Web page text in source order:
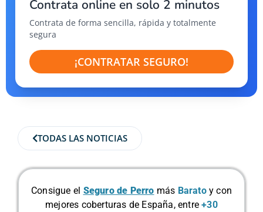
Contrata online en solo 2 minutos
Contrata de forma sencilla, rápida y totalmente
segura
¡CONTRATAR SEGURO!
TODAS LAS NOTICIAS
Consigue el Seguro de Perro más Baratoy con
mejores coberturas de España, entre+30